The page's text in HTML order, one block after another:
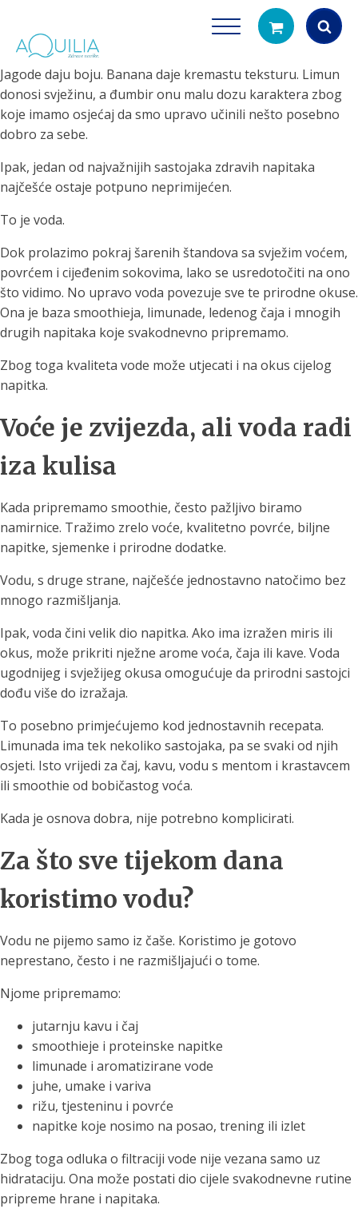
Products
search
Jagode daju boju. Banana daje kremastu teksturu. Limun
donosi svježinu, a đumbir onu malu dozu karaktera zbog
koje imamo osjećaj da smo upravo učinili nešto posebno
dobro za sebe.
Ipak, jedan od najvažnijih sastojaka zdravih napitaka
najčešće ostaje potpuno neprimijećen.
To je voda.
Dok prolazimo pokraj šarenih štandova sa svježim voćem,
povrćem i cijeđenim sokovima, lako se usredotočiti na ono
što vidimo. No upravo voda povezuje sve te prirodne okuse.
Ona je baza smoothieja, limunade, ledenog čaja i mnogih
drugih napitaka koje svakodnevno pripremamo.
Zbog toga kvaliteta vode može utjecati i na okus cijelog
napitka.
Voće je zvijezda, ali voda radi
iza kulisa
Kada pripremamo smoothie, često pažljivo biramo
namirnice. Tražimo zrelo voće, kvalitetno povrće, biljne
napitke, sjemenke i prirodne dodatke.
Vodu, s druge strane, najčešće jednostavno natočimo bez
mnogo razmišljanja.
Ipak, voda čini velik dio napitka. Ako ima izražen miris ili
okus, može prikriti nježne arome voća, čaja ili kave. Voda
ugodnijeg i svježijeg okusa omogućuje da prirodni sastojci
dođu više do izražaja.
To posebno primjećujemo kod jednostavnih recepata.
Limunada ima tek nekoliko sastojaka, pa se svaki od njih
osjeti. Isto vrijedi za čaj, kavu, vodu s mentom i krastavcem
ili smoothie od bobičastog voća.
Kada je osnova dobra, nije potrebno komplicirati.
Za što sve tijekom dana
koristimo vodu?
Vodu ne pijemo samo iz čaše. Koristimo je gotovo
neprestano, često i ne razmišljajući o tome.
Njome pripremamo:
jutarnju kavu i čaj
smoothieje i proteinske napitke
limunade i aromatizirane vode
juhe, umake i variva
rižu, tjesteninu i povrće
napitke koje nosimo na posao, trening ili izlet
Zbog toga odluka o filtraciji vode nije vezana samo uz
hidrataciju. Ona može postati dio cijele svakodnevne rutine
pripreme hrane i napitaka.
Tuš glave
filtriranje vode za tuširanje
Vrčevi za
Potpuno prijenosno
čistu vodu za